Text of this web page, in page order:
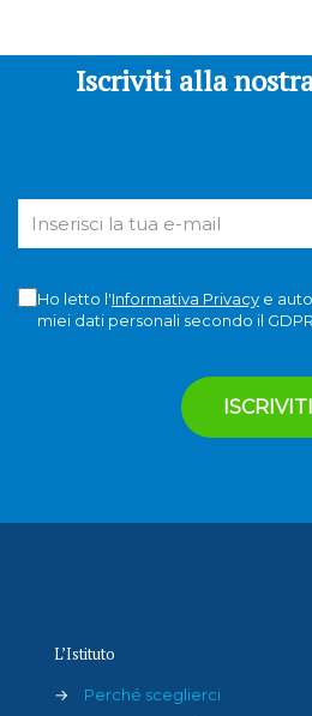
Iscriviti alla
Ho letto l'Informativa Privacye
miei dati personali secondo il GDPR
L’Istituto
→
Perché sceglierci